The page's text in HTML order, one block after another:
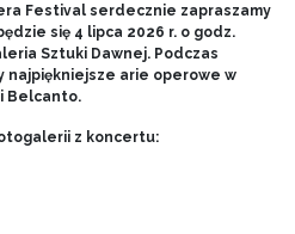
Festival serdecznie zapraszamy
się 4 lipca 2026 r. o godz.
Sztuki Dawnej. Podczas
najpiękniejsze arie operowe w
Belcanto.
z koncertu: